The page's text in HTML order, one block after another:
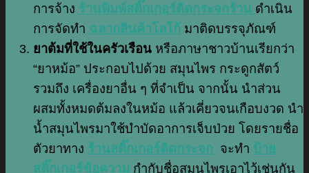
การจ้าง ร้านพิมพ์สติ๊กเกอร์ติดกระจกร้าน ดำเนิน
การจัดทำ ฉลากสินค้าโลโก้ มาติดบรรจุภัณฑ์
ยาต้มที่ใช้ในครัวเรือน หรือภาษาชาวบ้านเรียกว่า
“ยาหม้อ” ประกอบไปด้วย สมุนไพร กระดูกสัตว์
รวมถึง เครื่องยาอื่น ๆ ที่จำเป็น จากนั้น นำส่วน
ผสมทั้งหมดต้มลงในหม้อ แล้วเคี่ยวจนเกือบงวด นำ
น้ำสมุนไพรมาใช้บำบัดอาการเจ็บป่วย โดยรายชื่อ
ตัวยาทาง ร้านสติ๊กเกอร์ติดกระจก จะทำ ป้าย
สติ๊กเกอร์ข้อความ กำกับชื่อสมุนไพรเอาไว้เช่นกัน